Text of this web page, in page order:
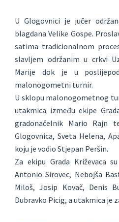
U Glogovnici je jučer
blagdana Velike Gospe.
satima tradicionalnom
slavljem održanim u crkvi
Marije dok je u
malonogometni turnir.
U sklopu malonogometnog
utakmica između ekipe
gradonačelnik Mario Rajn
Glogovnica, Sveta Helena,
koju je vodio Stjepan Peršin.
Za ekipu Grada Križevaca
Antonio Sirovec, Nebojša
Miloš, Josip Kovač, Denis
Dubravko Picig, a utakmica je